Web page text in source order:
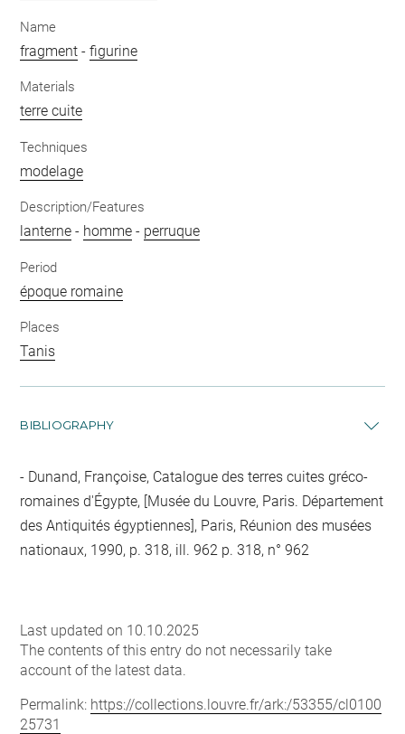
Name
fragment -figurine
Materials
terre cuite
Techniques
modelage
Description/Features
lanterne - homme - perruque
Period
époque romaine
Places
Tanis
BIBLIOGRAPHY
Dunand, Françoise, Catalogue des terres cuites gréco-
romaines d'Égypte, [Musée du Louvre, Paris. Département
des Antiquités égyptiennes], Paris, Réunion des musées
nationaux, 1990, p. 318, ill. 962 p. 318, n° 962
Last updated on 10.10.2025
The contents of this entry do not necessarily take
account of the latest data.
Permalink: https://collections.louvre.fr/ark:/53355/cl0100
25731